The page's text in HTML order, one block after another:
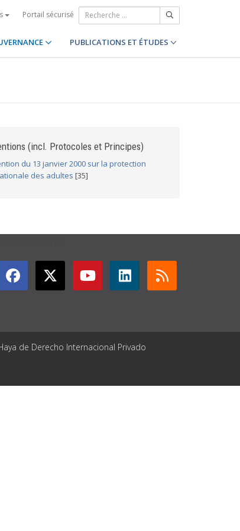
Portail sécurisé
PUBLICATIONS ET ÉTUDES
(incl. Protocoles et Principes)
du 13 janvier 2000 sur la protection
des adultes [35]
de Derecho Internacional Privado